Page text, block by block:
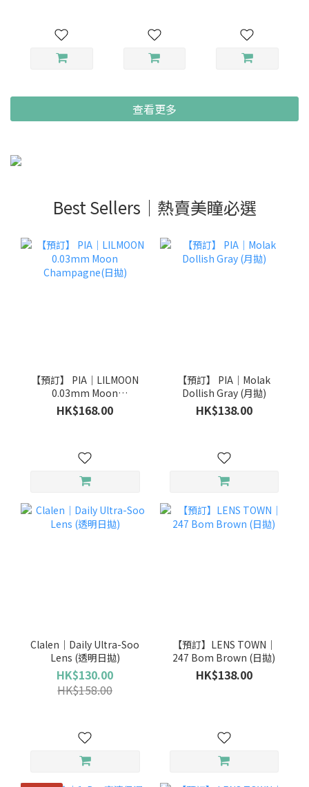
查看更多
Best Sellers｜熱賣美瞳必選
【預訂】 PIA｜LILMOON
0.03mm Moon
Champagne(日拋)
HK$168.00
【預訂】 PIA｜Molak
Dollish Gray (月拋)
HK$138.00
Clalen｜Daily Ultra-Soo
Lens (透明日拋)
HK$130.00
HK$158.00
【預訂】LENS TOWN｜
247 Bom Brown (日拋)
HK$138.00